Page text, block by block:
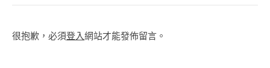
很抱歉，必須登入網站才能發佈留言。